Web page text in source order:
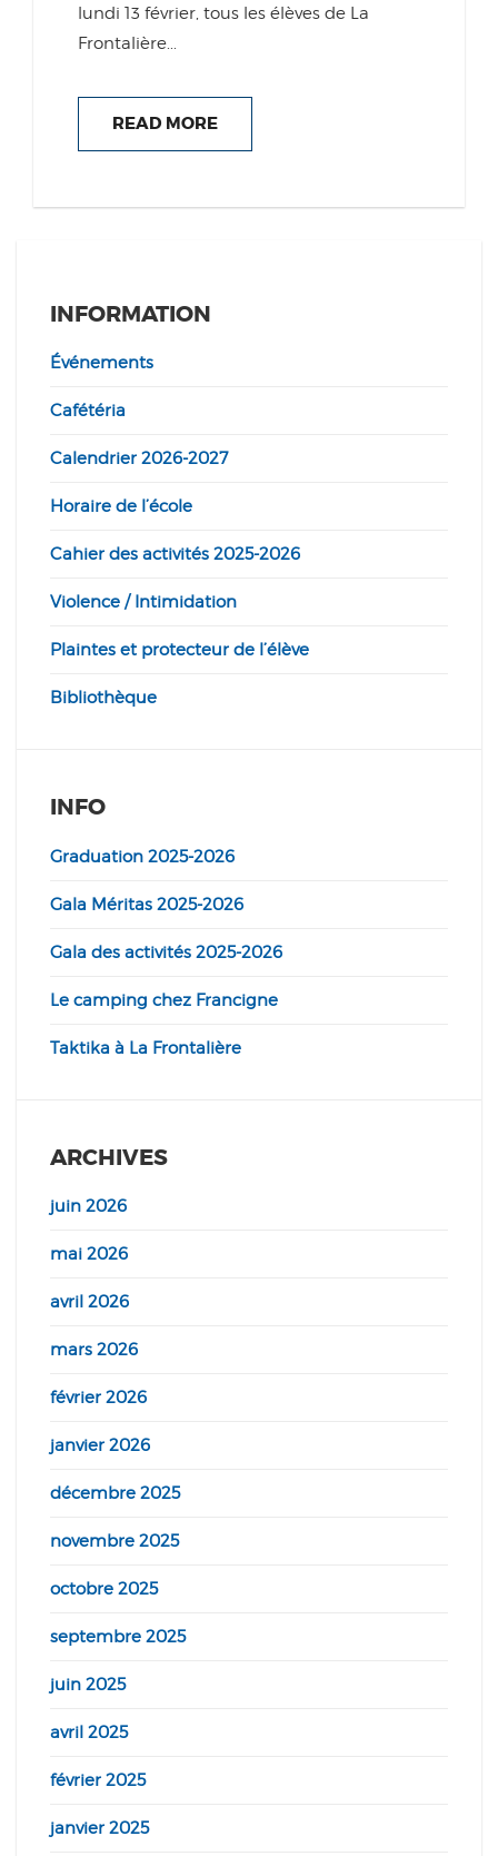
lundi 13 février, tous les élèves de La
Frontalière...
READ MORE
INFORMATION
Événements
Cafétéria
Calendrier 2026-2027
Horaire de l’école
Cahier des activités 2025-2026
Violence / Intimidation
Plaintes et protecteur de l’élève
Bibliothèque
INFO
Graduation 2025-2026
Gala Méritas 2025-2026
Gala des activités 2025-2026
Le camping chez Francigne
Taktika à La Frontalière
ARCHIVES
juin 2026
mai 2026
avril 2026
mars 2026
février 2026
janvier 2026
décembre 2025
novembre 2025
octobre 2025
septembre 2025
juin 2025
avril 2025
février 2025
janvier 2025